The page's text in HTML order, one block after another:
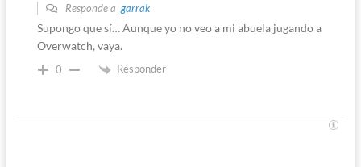
Responde a garrak
Supongo que sí… Aunque yo no veo a mi abuela jugando a
Overwatch, vaya.
0 Responder